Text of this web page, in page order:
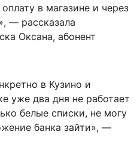
в магазине и через
— рассказала
Оксана, абонент
в Кузино и
уже два дня не работает
белые списки, не могу
банка зайти», —